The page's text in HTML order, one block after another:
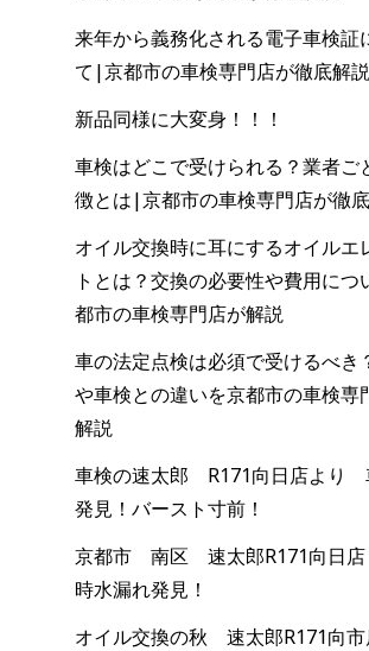
来年から義務化される電子車検証
て|京都市の車検専門店が徹底解説
新品同様に大変身！！！
車検はどこで受けられる？業者ご
徴とは|京都市の車検専門店が徹
オイル交換時に耳にするオイルエ
トとは？交換の必要性や費用につ
都市の車検専門店が解説
車の法定点検は必須で受けるべき
や車検との違いを京都市の車検専
解説
車検の速太郎 R171向日店より
発見！バースト寸前！
京都市 南区 速太郎R171向日
時水漏れ発見！
オイル交換の秋 速太郎R171向市